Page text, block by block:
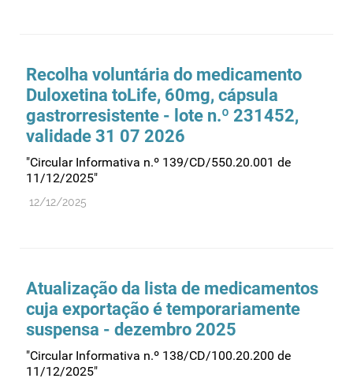
Gestão financeira e patrimonial
Hemoderivados
Importação
Informação estatística
Licenciamentos
Locais de venda
Manutenção no mercado
Medicamentos de uso humano
Recolha voluntária do medicamento
Duloxetina toLife, 60mg, cápsula
gastrorresistente - lote n.º 231452,
validade 31 07 2026
"Circular Informativa n.º 139/CD/550.20.001 de
11/12/2025"
12/12/2025
Atualização da lista de medicamentos
cuja exportação é temporariamente
suspensa - dezembro 2025
"Circular Informativa n.º 138/CD/100.20.200 de
11/12/2025"